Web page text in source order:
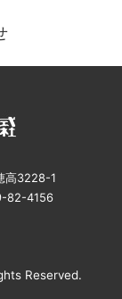
高3228-1
82-4156
Reserved.